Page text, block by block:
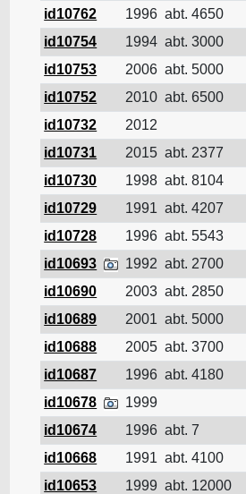
id10762
1996 abt. 4650
id10754
1994 abt. 3000
id10753
2006 abt. 5000
id10752
2010 abt. 6500
id10732
2012
id10731
2015 abt. 2377
id10730
1998 abt. 8104
id10729
1991 abt. 4207
id10728
1996 abt. 5543
id10693
1992 abt. 2700
id10690
2003 abt. 2850
id10689
2001 abt. 5000
id10688
2005 abt. 3700
id10687
1996 abt. 4180
id10678
1999
id10674
1996 abt. 7
id10668
1991 abt. 4100
id10653
1999 abt. 12000